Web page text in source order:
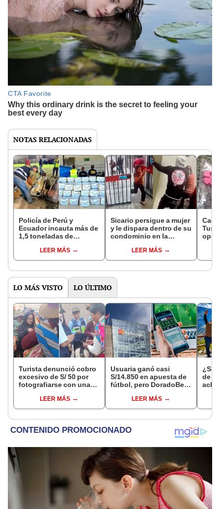
NOTAS RELACIONADAS
Policía de Perú y
Ecuador incauta más de
1,5 toneladas de
en 3 millones de
dólares: estaban
LEER MÁS
Sicario persigue a mujer
y le dispara dentro de su
condominio en la
LEER MÁS
Cae
Tusi:
LO MÁS VISTO LO ÚLTIMO
Turista denunció cobro
excesivo de S/ 50 por
fotografiarse con una
Serenazgo recuperó el
dinero
LEER MÁS
Usuaria ganó casi
S/14.850 en apuesta de
fútbol, pero DoradoBet
Indecopi multó a la
empresa con más de S/
LEER MÁS
¿Se
de